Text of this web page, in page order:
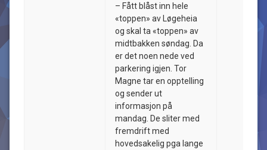
– Fått blåst inn hele
«toppen» av Løgeheia
og skal ta «toppen» av
midtbakken søndag. Da
er det noen nede ved
parkering igjen. Tor
Magne tar en opptelling
og sender ut
informasjon på
mandag. De sliter med
fremdrift med
hovedsakelig pga lange